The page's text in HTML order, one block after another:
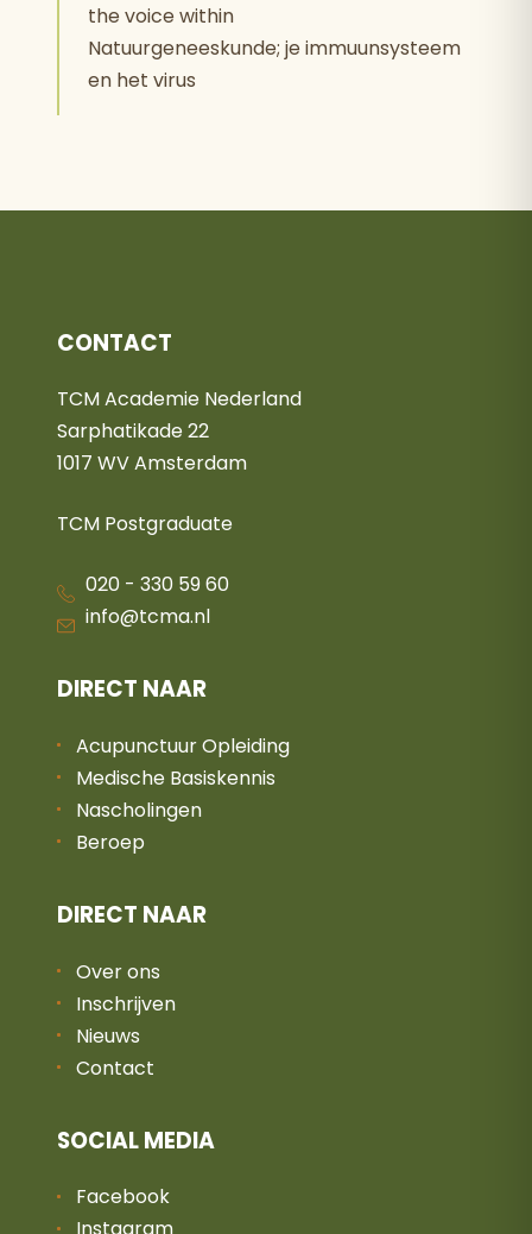
the voice within
Natuurgeneeskunde; je immuunsysteem
en het virus
CONTACT
TCM Academie Nederland
Sarphatikade 22
1017 WV Amsterdam
TCM Postgraduate
020 - 330 59 60
info@tcma.nl
DIRECT NAAR
Acupunctuur Opleiding
Medische Basiskennis
Nascholingen
Beroep
DIRECT NAAR
Over ons
Inschrijven
Nieuws
Contact
SOCIAL MEDIA
Facebook